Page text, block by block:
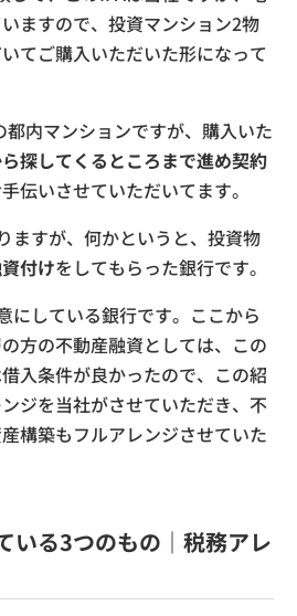
ますので、投資マンション2物
てご購入いただいた形になって
内マンションですが、購入いた
探してくるところまで進め契約
伝いさせていただいてます。
ますが、何かというと、投資物
付けをしてもらった銀行です。
にしている銀行です。ここから
方の不動産融資としては、この
入条件が良かったので、この紹
ジを当社がさせていただき、不
構築もフルアレンジさせていた
いる3つのもの｜税務アレ